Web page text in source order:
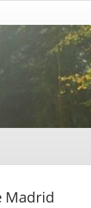
Madrid